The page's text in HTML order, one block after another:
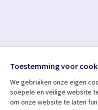
Media
NETHERLANDS
Toestemming voor
We gebruiken onze eigen
soepele en veilige website
om onze website te laten